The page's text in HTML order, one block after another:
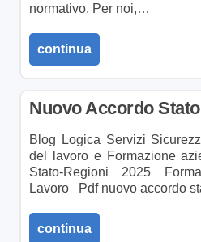
normativo. Per noi,…
continua
Nuovo Accordo
Blog Logica Servizi
del lavoro e Formazione
Stato-Regioni 2025
Lavoro Pdf nuovo accordo
continua